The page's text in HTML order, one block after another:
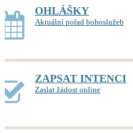
OHLÁŠKY
Aktuální pořad bohoslužeb
ZAPSAT INTENCI
Zaslat žádost online